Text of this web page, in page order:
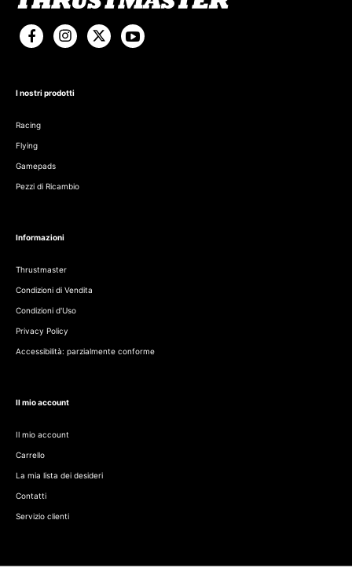
I nostri prodotti
Racing
Flying
Gamepads
Pezzi di Ricambio
Informazioni
Thrustmaster
Condizioni di Vendita
Condizioni d'Uso
Privacy Policy
Accessibilità: parzialmente conforme
Il mio account
Il mio account
Carrello
La mia lista dei desideri
Contatti
Servizio clienti